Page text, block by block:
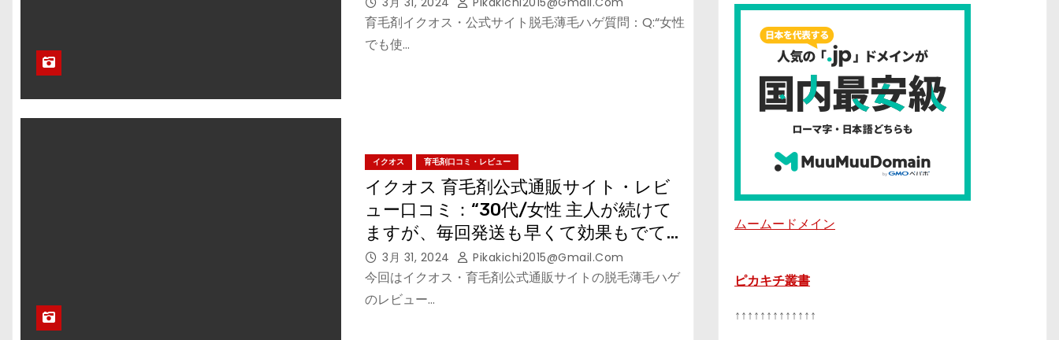
育毛剤イクオス・公式サイト脱毛薄毛ハゲ質問：Q:“女性
でも使…
イクオス 育毛剤口コミ・レビュー
イクオス 育毛剤公式通販サイト・レビ
ュー口コミ：“30代/女性 主人が続けて
ますが、毎回発送も早くて効果もでてい
るようです♪”の考察
3月 31, 2024 Pikakichi2015@gmail.com
今回はイクオス・育毛剤公式通販サイトの脱毛薄毛ハゲ
のレビュー…
ムームードメイン
ピカキチ叢書
↑↑↑↑↑↑↑↑↑↑↑↑↑